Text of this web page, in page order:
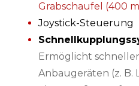
Grabschaufel (400
Joystick-Steuerung
Ermöglicht
Anbaugeräten (z. B.